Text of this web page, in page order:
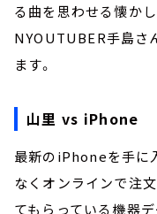
る曲を思わせる懐か
NYOUTUBER手島さ
ます。
山里 vs iPhone
最新のiPhoneを手に
なくオンラインで注
てもらっている機器